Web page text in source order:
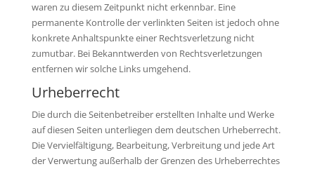
waren zu diesem Zeitpunkt nicht erkennbar. Eine
permanente Kontrolle der verlinkten Seiten ist jedoch ohne
konkrete Anhaltspunkte einer Rechtsverletzung nicht
zumutbar. Bei Bekanntwerden von Rechtsverletzungen
entfernen wir solche Links umgehend.
Urheberrecht
Die durch die Seitenbetreiber erstellten Inhalte und Werke
auf diesen Seiten unterliegen dem deutschen Urheberrecht.
Die Vervielfältigung, Bearbeitung, Verbreitung und jede Art
der Verwertung außerhalb der Grenzen des Urheberrechtes